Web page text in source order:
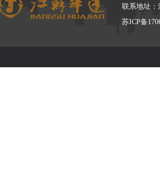
联系地址
苏ICP备